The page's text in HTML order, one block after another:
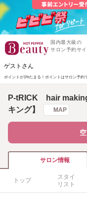
国内最大級の
サロン予約サイ
ゲストさん
ポイントが1%たまる！ ポイントはサロン予約
P-tRICK hair
キング】
MAP
サロン情報
トップ
スタイ
リスト